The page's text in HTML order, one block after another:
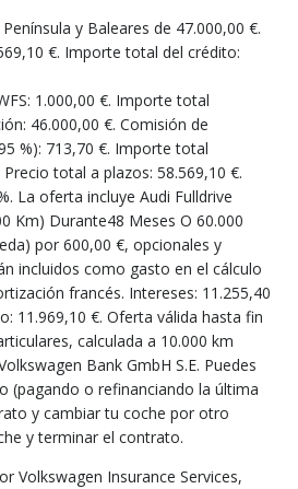
y Baleares de 47.000,00 €.
€. Importe total del crédito:
1.000,00 €. Importe total
46.000,00 €. Comisión de
%): 713,70 €. Importe total
total a plazos: 58.569,10 €.
La oferta incluye Audi Fulldrive
Km) Durante48 Meses O 60.000
por 600,00 €, opcionales y
incluidos como gasto en el cálculo
francés. Intereses: 11.255,40
11.969,10 €. Oferta válida hasta fin
calculada a 10.000 km
Bank GmbH S.E. Puedes
(pagando o refinanciando la última
y cambiar tu coche por otro
y terminar el contrato.
Volkswagen Insurance Services,